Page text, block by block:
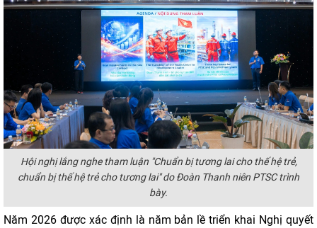
Hội nghị lắng nghe tham luận "Chuẩn bị tương lai cho thế hệ trẻ,
chuẩn bị thế hệ trẻ cho tương lai" do Đoàn Thanh niên PTSC trình
bày.
Năm 2026 được xác định là năm bản lề triển khai Nghị quyết